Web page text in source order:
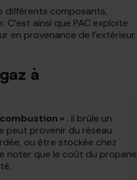
différents composants,
ainsi que PAC exploite
en provenance de l’extérieur
à
» : il brûle un
peut provenir du réseau
ou être stockée chez
noter que le coût du propane